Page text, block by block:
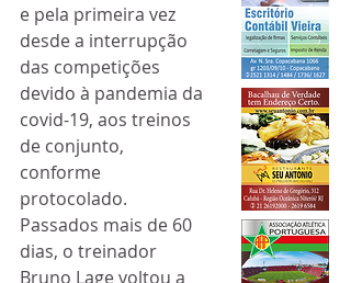
e pela primeira vez
desde a interrupção
das competições
devido à pandemia da
covid-19, aos treinos
de conjunto,
conforme
protocolado.
Passados mais de 60
dias, o treinador
Bruno Lage voltou a